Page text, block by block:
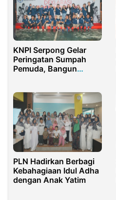
KNPI Serpong Gelar
Peringatan Sumpah
Pemuda, Bangun
PLN Hadirkan Berbagi
Kebahagiaan Idul Adha
dengan Anak Yatim